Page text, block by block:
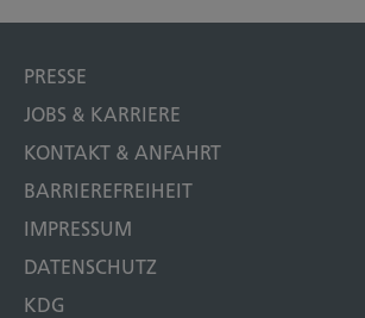
PRESSE
JOBS & KARRIERE
KONTAKT & ANFAHRT
BARRIEREFREIHEIT
IMPRESSUM
DATENSCHUTZ
KDG